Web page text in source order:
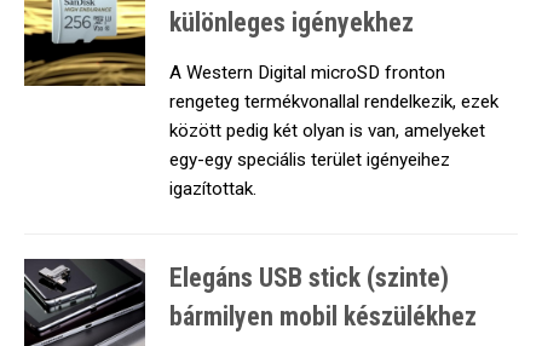
különleges igényekhez
A Western Digital microSD fronton
rengeteg termékvonallal rendelkezik, ezek
között pedig két olyan is van, amelyeket
egy-egy speciális terület igényeihez
igazítottak.
Elegáns USB stick (szinte)
bármilyen mobil készülékhez